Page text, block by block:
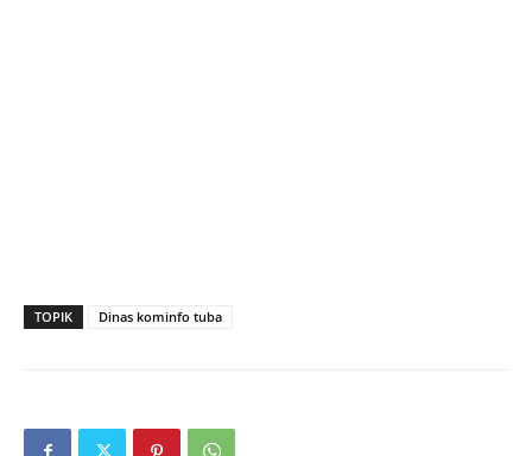
TOPIK Dinas kominfo tuba